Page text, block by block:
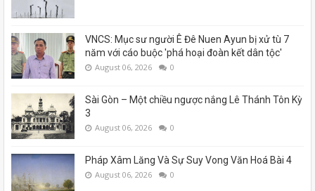
VNCS: Mục sư người Ê Đê Nuen Ayun bị xử tù 7
năm với cáo buộc 'phá hoại đoàn kết dân tộc'
August 06, 2026 0
Sài Gòn – Một chiều ngược nắng Lê Thánh Tôn Kỳ
3
August 06, 2026 0
Pháp Xâm Lăng Và Sự Suy Vong Văn Hoá Bài 4
August 06, 2026 0